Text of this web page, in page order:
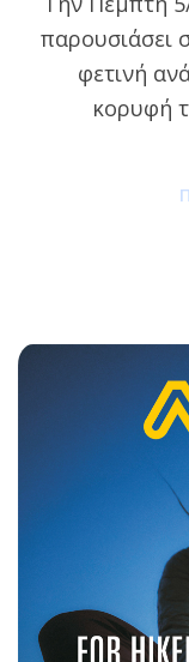
03
παρουσιάσει
φετινή
κορυφή